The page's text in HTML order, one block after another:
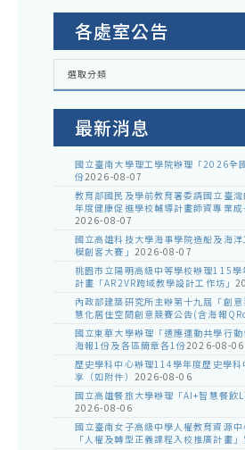
各處室公告
各
室
選取分類
最新消息
國立臺南大學理工學院辦理「2026全
份2026-08-07
教育部國民及學前教育署委請國立臺
年度健康促進學校輔導計畫師資專業
2026-08-07
國立高雄科技大學海事學院造船及海
模創客大賽」 2026-08-07
桃園市立陽明高級中等學校辦理115
計畫「AR2VR跨域教學設計工作坊」
內政部建築研究所主辦第十九屆「創
慧化居住空間創意競賽公告(含海報
國立東華大學辦理「適應運動共學行
海報1份及各區簡章各1份2026-08-06
歷史學科中心辦理114學年度歷史學
享（如附件） 2026-08-06
國立高雄餐旅大學辦理「AI+智慧餐飲
2026-08-06
國立臺南女子高級中學人權教育資源
「人權及轉型正義課程入校推廣計畫